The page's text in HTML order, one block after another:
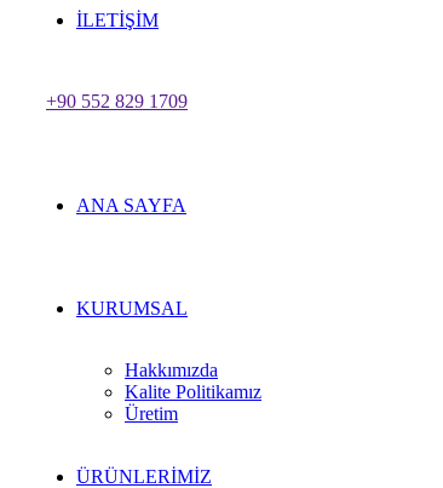
İLETİŞİM
+90 552 829 1709
ANA SAYFA
KURUMSAL
Hakkımızda
Kalite Politikamız
Üretim
ÜRÜNLERİMİZ